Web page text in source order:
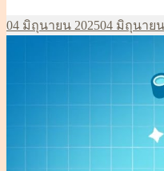
ลำ
เขียน
04 มิถุนายน 202504 มิถุนายน